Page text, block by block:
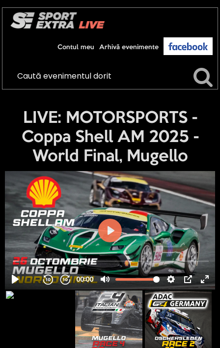
Arhivă evenimente
Contul meu
LIVE: MOTORSPORTS -
Coppa Shell AM 2025 -
World Final, Mugello